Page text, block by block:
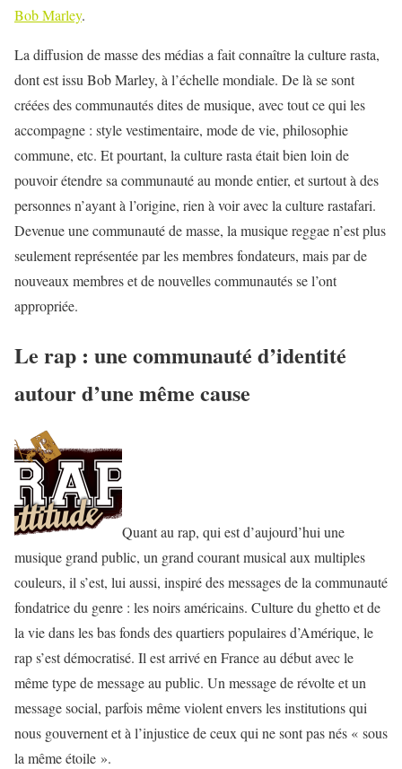
Bob Marley.
La diffusion de masse des médias a fait connaître la culture rasta,
dont est issu Bob Marley, à l’échelle mondiale. De là se sont
créées des communautés dites de musique, avec tout ce qui les
accompagne : style vestimentaire, mode de vie, philosophie
commune, etc. Et pourtant, la culture rasta était bien loin de
pouvoir étendre sa communauté au monde entier, et surtout à des
personnes n’ayant à l’origine, rien à voir avec la culture rastafari.
Devenue une communauté de masse, la musique reggae n’est plus
seulement représentée par les membres fondateurs, mais par de
nouveaux membres et de nouvelles communautés se l’ont
appropriée.
Le rap : une communauté d’identité
autour d’une même cause
Quant au rap, qui est d’aujourd’hui une
musique grand public, un grand courant musical aux multiples
couleurs, il s’est, lui aussi, inspiré des messages de la communauté
fondatrice du genre : les noirs américains. Culture du ghetto et de
la vie dans les bas fonds des quartiers populaires d’Amérique, le
rap s’est démocratisé. Il est arrivé en France au début avec le
même type de message au public. Un message de révolte et un
message social, parfois même violent envers les institutions qui
nous gouvernent et à l’injustice de ceux qui ne sont pas nés « sous
la même étoile ».